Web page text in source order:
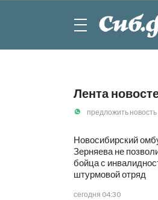
Лента
предложить новость
Новосибирский
Зерняева не
бойца с
штурмовой отряд
сегодня 04:30